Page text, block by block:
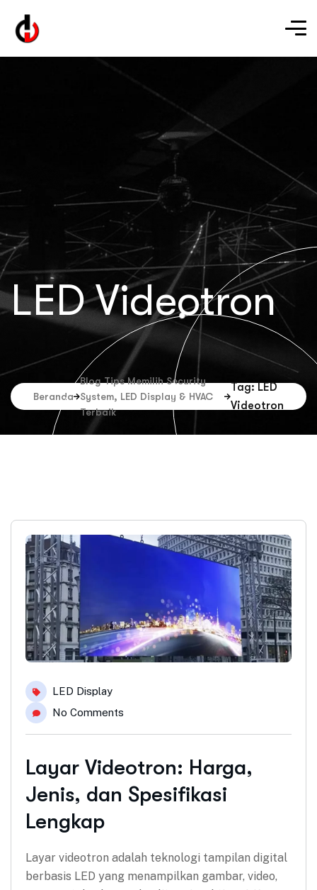
LED Videotron
Beranda
Blog Tips Memilih Security
System, LED Display & HVAC
Terbaik
Tag: LED
Videotron
LED Display
No Comments
Layar Videotron: Harga,
Jenis, dan Spesifikasi
Lengkap
Layar videotron adalah teknologi tampilan digital
berbasis LED yang menampilkan gambar, video,